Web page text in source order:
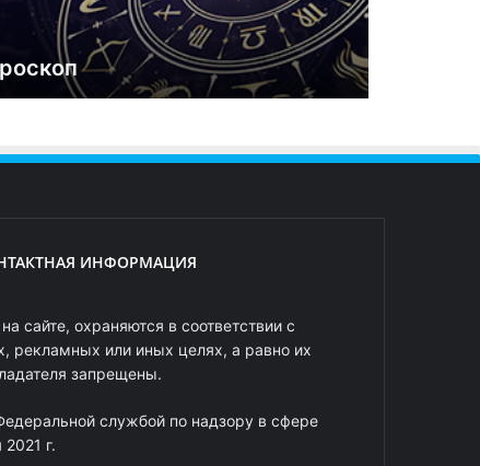
ИНФОРМАЦИЯ
сайте, охраняются в соответствии с
рекламных или иных целях, а равно их
запрещены.
службой по надзору в сфере
г.